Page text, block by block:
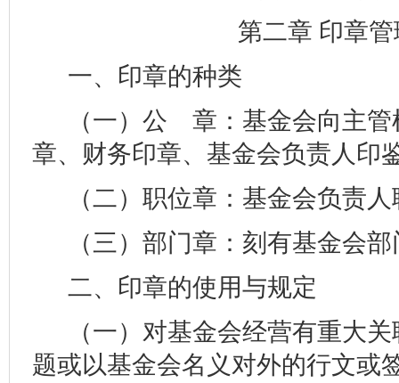
第二章 印章管
一、印章的种类
（一）公 章：基金会向主
章、财务印章、基金会负责人印
（二）职位章：基金会负责
（三）部门章：刻有基金会
二、印章的使用与规定
（一）对基金会经营有重大
题或以基金会名义对外的行文或